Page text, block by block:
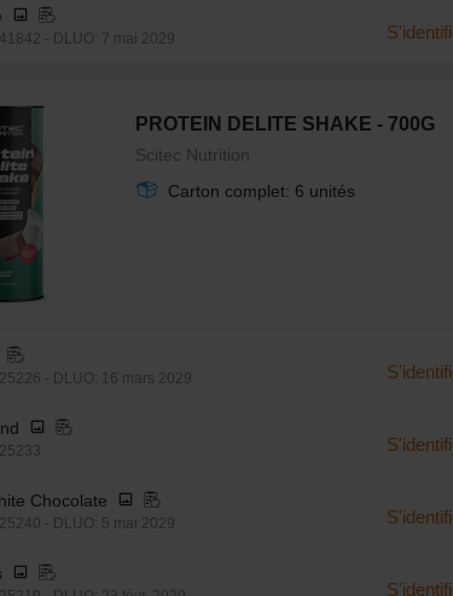
- DLUO: 7 mai 2029
PROTEIN DELITE SHAKE - 700G
Scitec Nutrition
Carton complet: 6 unités
- DLUO: 16 mars 2029
Chocolate
- DLUO: 5 mai 2029